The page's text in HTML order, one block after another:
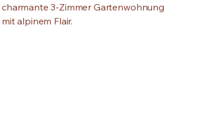
charmante 3-Zimmer Gartenwohnung
mit alpinem Flair.